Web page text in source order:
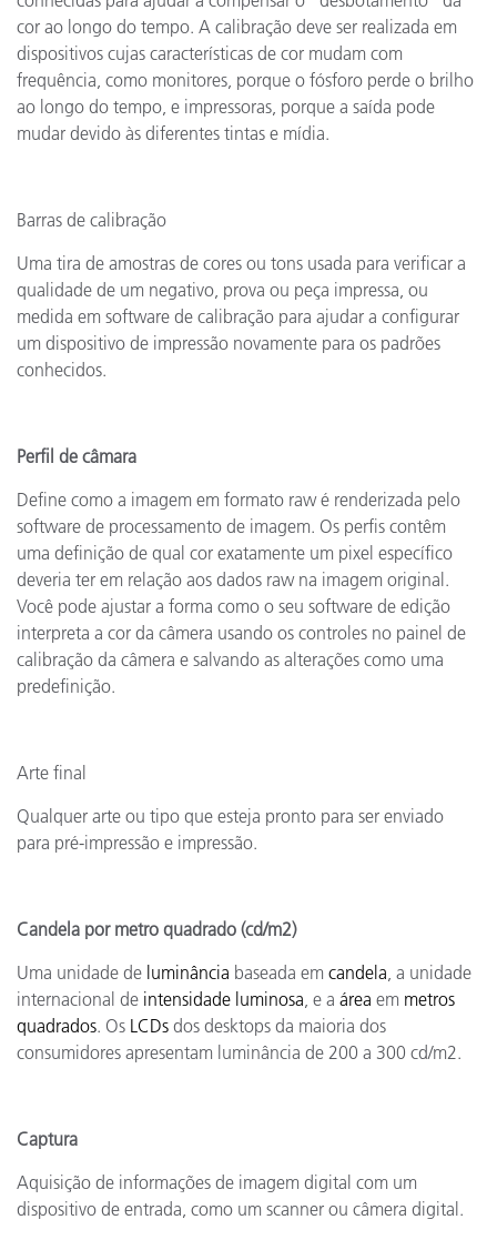
cor ao longo do tempo. A calibração deve ser realizada em
dispositivos cujas características de cor mudam com
frequência, como monitores, porque o fósforo perde o brilho
ao longo do tempo, e impressoras, porque a saída pode
mudar devido às diferentes tintas e mídia.
Barras de calibração
Uma tira de amostras de cores ou tons usada para verificar a
qualidade de um negativo, prova ou peça impressa, ou
medida em software de calibração para ajudar a configurar
um dispositivo de impressão novamente para os padrões
conhecidos.
Perfil de câmara
Define como a imagem em formato raw é renderizada pelo
software de processamento de imagem. Os perfis contêm
uma definição de qual cor exatamente um pixel específico
deveria ter em relação aos dados raw na imagem original.
Você pode ajustar a forma como o seu software de edição
interpreta a cor da câmera usando os controles no painel de
calibração da câmera e salvando as alterações como uma
predefinição.
Arte final
Qualquer arte ou tipo que esteja pronto para ser enviado
para pré-impressão e impressão.
Candela por metro quadrado (cd/m2)
Uma unidade de luminância baseada em candela, a unidade
internacional de intensidade luminosa, e a área em metros
quadrados. Os LCDs dos desktops da maioria dos
consumidores apresentam luminância de 200 a 300 cd/m2.
Captura
Aquisição de informações de imagem digital com um
dispositivo de entrada, como um scanner ou câmera digital.